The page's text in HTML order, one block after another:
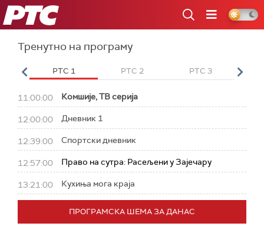
РТС
Тренутно на програму
РТС 1 РТС 2 РТС 3
11:00:00 Комшије, ТВ серија
12:00:00 Дневник 1
12:39:00 Спортски дневник
12:57:00 Право на сутра: Расељени у Зајечару
13:21:00 Кухиња мога краја
ПРОГРАМСКА ШЕМА ЗА ДАНАС